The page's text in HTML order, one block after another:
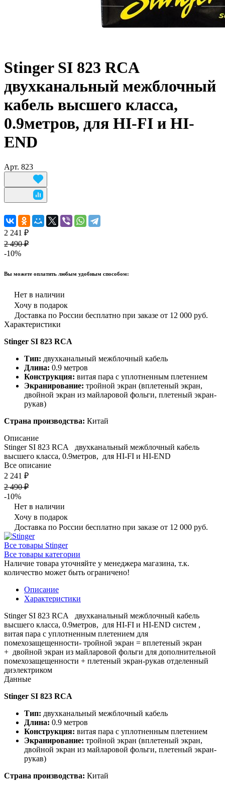
Stinger SI 823 RCA
двухканальный межблочный
кабель высшего класса,
0.9метров, для HI-FI и HI-
END
Арт. 823
2 241 ₽
2 490 ₽
-10%
Вы можете оплатить любым удобным способом:
Нет в наличии
Хочу в подарок
Доставка по России бесплатно при заказе от 12 000 руб.
Характеристики
Stinger SI 823 RCA
Тип: двухканальный межблочный кабель
Длина: 0.9 метров
Конструкция: витая пара с уплотненным плетением
Экранирование: тройной экран (вплетеный экран,
двойной экран из майларовой фольги, плетеный экран-
рукав)
Страна производства: Китай
Описание
Stinger SI 823 RCA двухканальный межблочный кабель
высшего класса, 0.9метров, для HI-FI и HI-END
Все описание
2 241 ₽
2 490 ₽
-10%
Нет в наличии
Хочу в подарок
Доставка по России бесплатно при заказе от 12 000 руб.
Все товары Stinger
Все товары категории
Наличие товара уточняйте у менеджера магазина, т.к.
количество может быть ограничено!
Описание
Характеристики
Stinger SI 823 RCA двухканальный межблочный кабель
высшего класса, 0.9метров, для HI-FI и HI-END систем ,
витая пара с уплотненным плетением для
помехозащещенности- тройной экран = вплетеный экран
+ двойной экран из майларовой фольги для дополнительной
помехозащещенности + плетеный экран-рукав отделенный
диэлектриком
Данные
Stinger SI 823 RCA
Тип: двухканальный межблочный кабель
Длина: 0.9 метров
Конструкция: витая пара с уплотненным плетением
Экранирование: тройной экран (вплетеный экран,
двойной экран из майларовой фольги, плетеный экран-
рукав)
Страна производства: Китай